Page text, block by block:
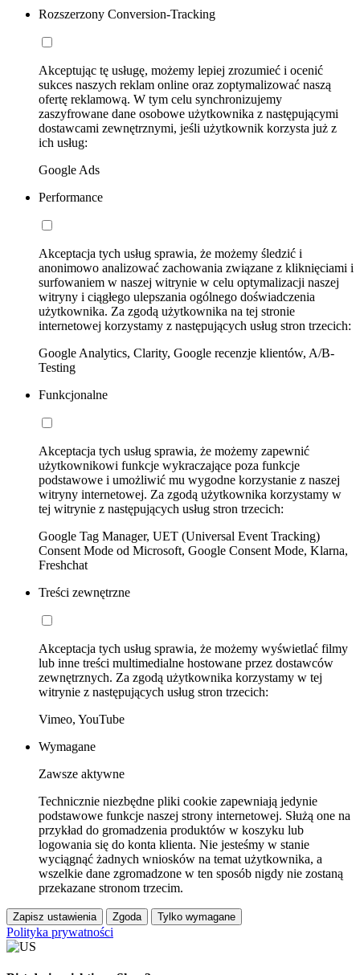
Rozszerzony Conversion-Tracking
Akceptując tę usługę, możemy lepiej zrozumieć i ocenić
sukces naszych reklam online oraz zoptymalizować naszą
ofertę reklamową. W tym celu synchronizujemy
zaszyfrowane dane osobowe użytkownika z następującymi
dostawcami zewnętrznymi, jeśli użytkownik korzysta już z
ich usług:
Google Ads
Performance
Akceptacja tych usług sprawia, że możemy śledzić i
anonimowo analizować zachowania związane z kliknięciami i
surfowaniem w naszej witrynie w celu optymalizacji naszej
witryny i ciągłego ulepszania ogólnego doświadczenia
użytkownika. Za zgodą użytkownika na tej stronie
internetowej korzystamy z następujących usług stron trzecich:
Google Analytics, Clarity, Google recenzje klientów, A/B-
Testing
Funkcjonalne
Akceptacja tych usług sprawia, że możemy zapewnić
użytkownikowi funkcje wykraczające poza funkcje
podstawowe i umożliwić mu wygodne korzystanie z naszej
witryny internetowej. Za zgodą użytkownika korzystamy w
tej witrynie z następujących usług stron trzecich:
Google Tag Manager, UET (Universal Event Tracking)
Consent Mode od Microsoft, Google Consent Mode, Klarna,
Freshchat
Treści zewnętrzne
Akceptacja tych usług sprawia, że możemy wyświetlać filmy
lub inne treści multimedialne hostowane przez dostawców
zewnętrznych. Za zgodą użytkownika korzystamy w tej
witrynie z następujących usług stron trzecich:
Vimeo, YouTube
Wymagane
Zawsze aktywne
Technicznie niezbędne pliki cookie zapewniają jedynie
podstawowe funkcje naszej strony internetowej. Służą one na
przykład do gromadzenia produktów w koszyku lub
logowania się do konta klienta. Nie jesteśmy w stanie
wyciągnąć żadnych wniosków na temat użytkownika, a
wszelkie dane zgromadzone w ten sposób nigdy nie zostaną
przekazane stronom trzecim.
Zapisz ustawienia Zgoda Tylko wymagane
Polityka prywatności